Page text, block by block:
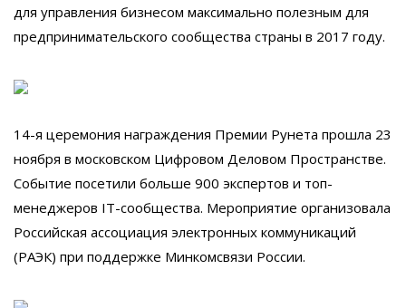
для управления бизнесом максимально полезным для
предпринимательского сообщества страны в 2017 году.
14-я церемония награждения Премии Рунета прошла 23
ноября в московском Цифровом Деловом Пространстве.
Событие посетили больше 900 экспертов и топ-
менеджеров IT-сообщества. Мероприятие организовала
Российская ассоциация электронных коммуникаций
(РАЭК) при поддержке Минкомсвязи России.